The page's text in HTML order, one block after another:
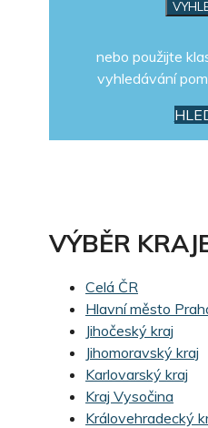
nebo použijte
vyhledávání
VÝBĚR
Celá ČR
Hlavní město
Jihočeský kraj
Jihomoravský kraj
Karlovarský kraj
Kraj Vysočina
Královehradecký